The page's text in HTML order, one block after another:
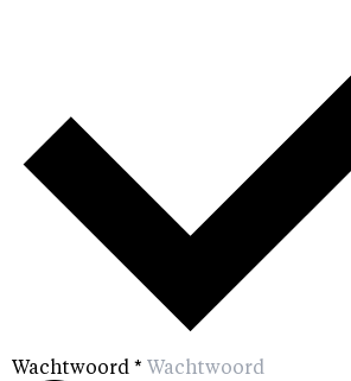
Wachtwoord *